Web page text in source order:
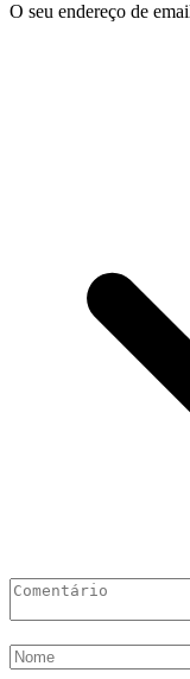
O seu endereço de